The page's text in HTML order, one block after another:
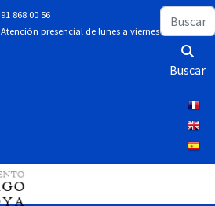
91 868 00 56
Atención presencial de lunes a viernes de 10:00 a
Buscar
Buscar